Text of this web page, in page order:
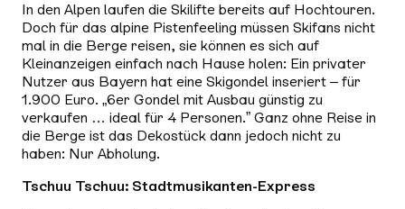
In den Alpen laufen die Skilifte bereits auf Hochtouren.
Doch für das alpine Pistenfeeling müssen Skifans nicht
mal in die Berge reisen, sie können es sich auf
Kleinanzeigen einfach nach Hause holen: Ein privater
Nutzer aus Bayern hat eine Skigondel inseriert – für
1.900 Euro. „6er Gondel mit Ausbau günstig zu
verkaufen … ideal für 4 Personen.” Ganz ohne Reise in
die Berge ist das Dekostück dann jedoch nicht zu
haben: Nur Abholung.
Tschuu Tschuu: Stadtmusikanten-Express